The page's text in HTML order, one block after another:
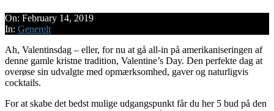
On: February 14, 2019
In: Generelt
Ah, Valentinsdag – eller, for nu at gå all-in på amerikaniseringen af
denne gamle kristne tradition, Valentine’s Day. Den perfekte dag at
overøse sin udvalgte med opmærksomhed, gaver og naturligvis
cocktails.
For at skabe det bedst mulige udgangspunkt får du her 5 bud på den